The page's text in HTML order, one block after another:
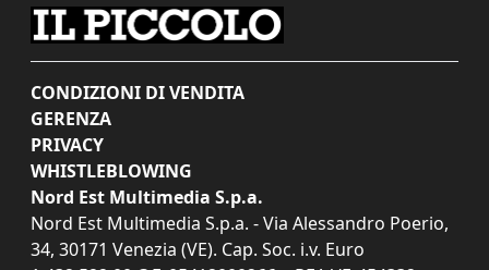
CONDIZIONI DI VENDITA
GERENZA
PRIVACY
WHISTLEBLOWING
Nord Est Multimedia S.p.a.
Nord Est Multimedia S.p.a. - Via Alessandro Poerio,
34, 30171 Venezia (VE). Cap. Soc. i.v. Euro